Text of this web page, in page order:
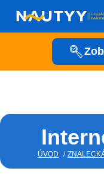
Kedy vyrazíme?
ÚVOD /